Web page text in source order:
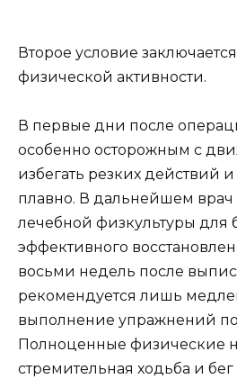
Второе условие
физической активности.
В первые дни после
особенно осторожным с
избегать резких действий
плавно. В дальнейшем
лечебной физкультуры для
эффективного
восьми недель после
рекомендуется лишь
выполнение упражнений
Полноценные физические
стремительная ходьба и